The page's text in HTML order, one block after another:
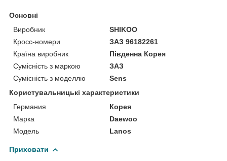
Основні
Виробник
SHIKOO
Кросс-номери
ЗАЗ 96182261
Країна виробник
Південна Корея
Сумісність з маркою
ЗАЗ
Сумісність з моделлю
Sens
Користувальницькі характеристики
Германия
Корея
Марка
Daewoo
Мoдель
Lanos
Приховати